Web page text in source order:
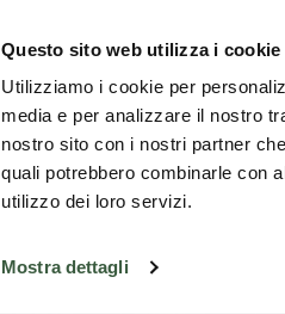
Questo sito web utilizza i cookie
Utilizziamo i cookie per
media e per analizzare il nostro
nostro sito con i nostri partner
quali potrebbero combinarle con
utilizzo dei loro servizi.
Mostra dettagli
Scopri il